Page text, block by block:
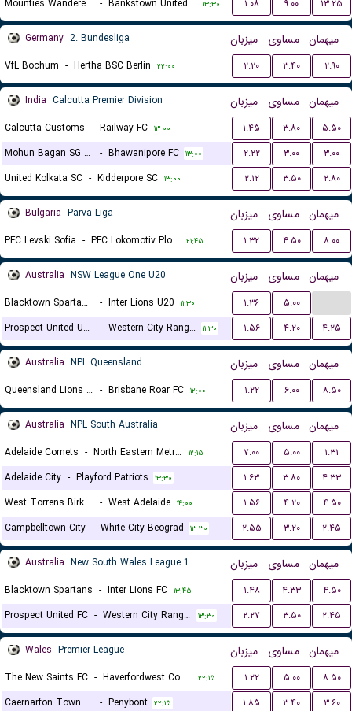
Mounties Wanderers - Bankstown United FC ۱۳:۳۰ ۱.۰۸ ۹.۰۰ ۱۳.۲۵
Germany 2. Bundesliga میزبان مساوی میهمان
VfL Bochum - Hertha BSC Berlin ۲۲:۰۰ ۲.۲۰ ۳.۴۰ ۲.۹۰
India Calcutta Premier Division میزبان مساوی میهمان
Calcutta Customs - Railway FC ۱۳:۰۰ ۱.۴۵ ۳.۸۰
۵.۵۰
Mohun Bagan SG Reserves
- Bhawanipore FC ۱۳:۰۰ ۲.۲۲ ۳.۰۰
۳.۰۰
United Kolkata SC - Kidderpore SC ۱۳:۰۰ ۲.۱۲ ۳.۵۰ ۲.۸۰
Bulgaria Parva Liga میزبان مساوی میهمان
PFC Levski Sofia - PFC Lokomotiv Plovdiv 1936 ۲۱:۴۵ ۱.۳۲ ۴.۵۰ ۸.۰۰
Australia NSW League One U20 میزبان مساوی میهمان
Blacktown Spartans U20 - Inter Lions U20 ۱۱:۳۰ ۱.۳۶ ۵.۰۰
Prospect United U20
- Western City Rangers FC U20 ۱۱:۳۰ ۱.۵۶ ۴.۲۰ ۴.۲۵
Australia NPL Queensland میزبان مساوی میهمان
Queensland Lions SC - Brisbane Roar FC ۱۲:۰۰ ۱.۲۲ ۶.۰۰ ۸.۵۰
Australia NPL South Australia میزبان مساوی میهمان
Adelaide Comets - North Eastern Metro Stars ۱۲:۱۵ ۷.۰۰ ۵.۰۰
۱.۳۱
Adelaide City - Playford Patriots ۱۳:۳۰ ۱.۶۳ ۳.۸۰
۴.۳۳
West Torrens Birkalla
- West Adelaide ۱۴:۰۰ ۱.۵۶ ۴.۲۰
۴.۵۰
Campbelltown City - White City Beograd ۱۳:۳۰ ۲.۵۵ ۳.۲۰ ۲.۴۵
Australia New South Wales League 1 میزبان مساوی میهمان
Blacktown Spartans - Inter Lions FC ۱۳:۴۵ ۱.۴۸ ۴.۳۳
۴.۵۰
Prospect United FC - Western City Rangers ۱۳:۳۰ ۲.۲۷ ۳.۵۰ ۲.۴۵
Wales Premier League میزبان مساوی میهمان
The New Saints FC - Haverfordwest County ۲۲:۱۵ ۱.۲۲ ۵.۰۰
۸.۵۰
Caernarfon Town FC
- Penybont ۲۲:۱۵ ۱.۸۵ ۳.۴۰
۳.۶۰